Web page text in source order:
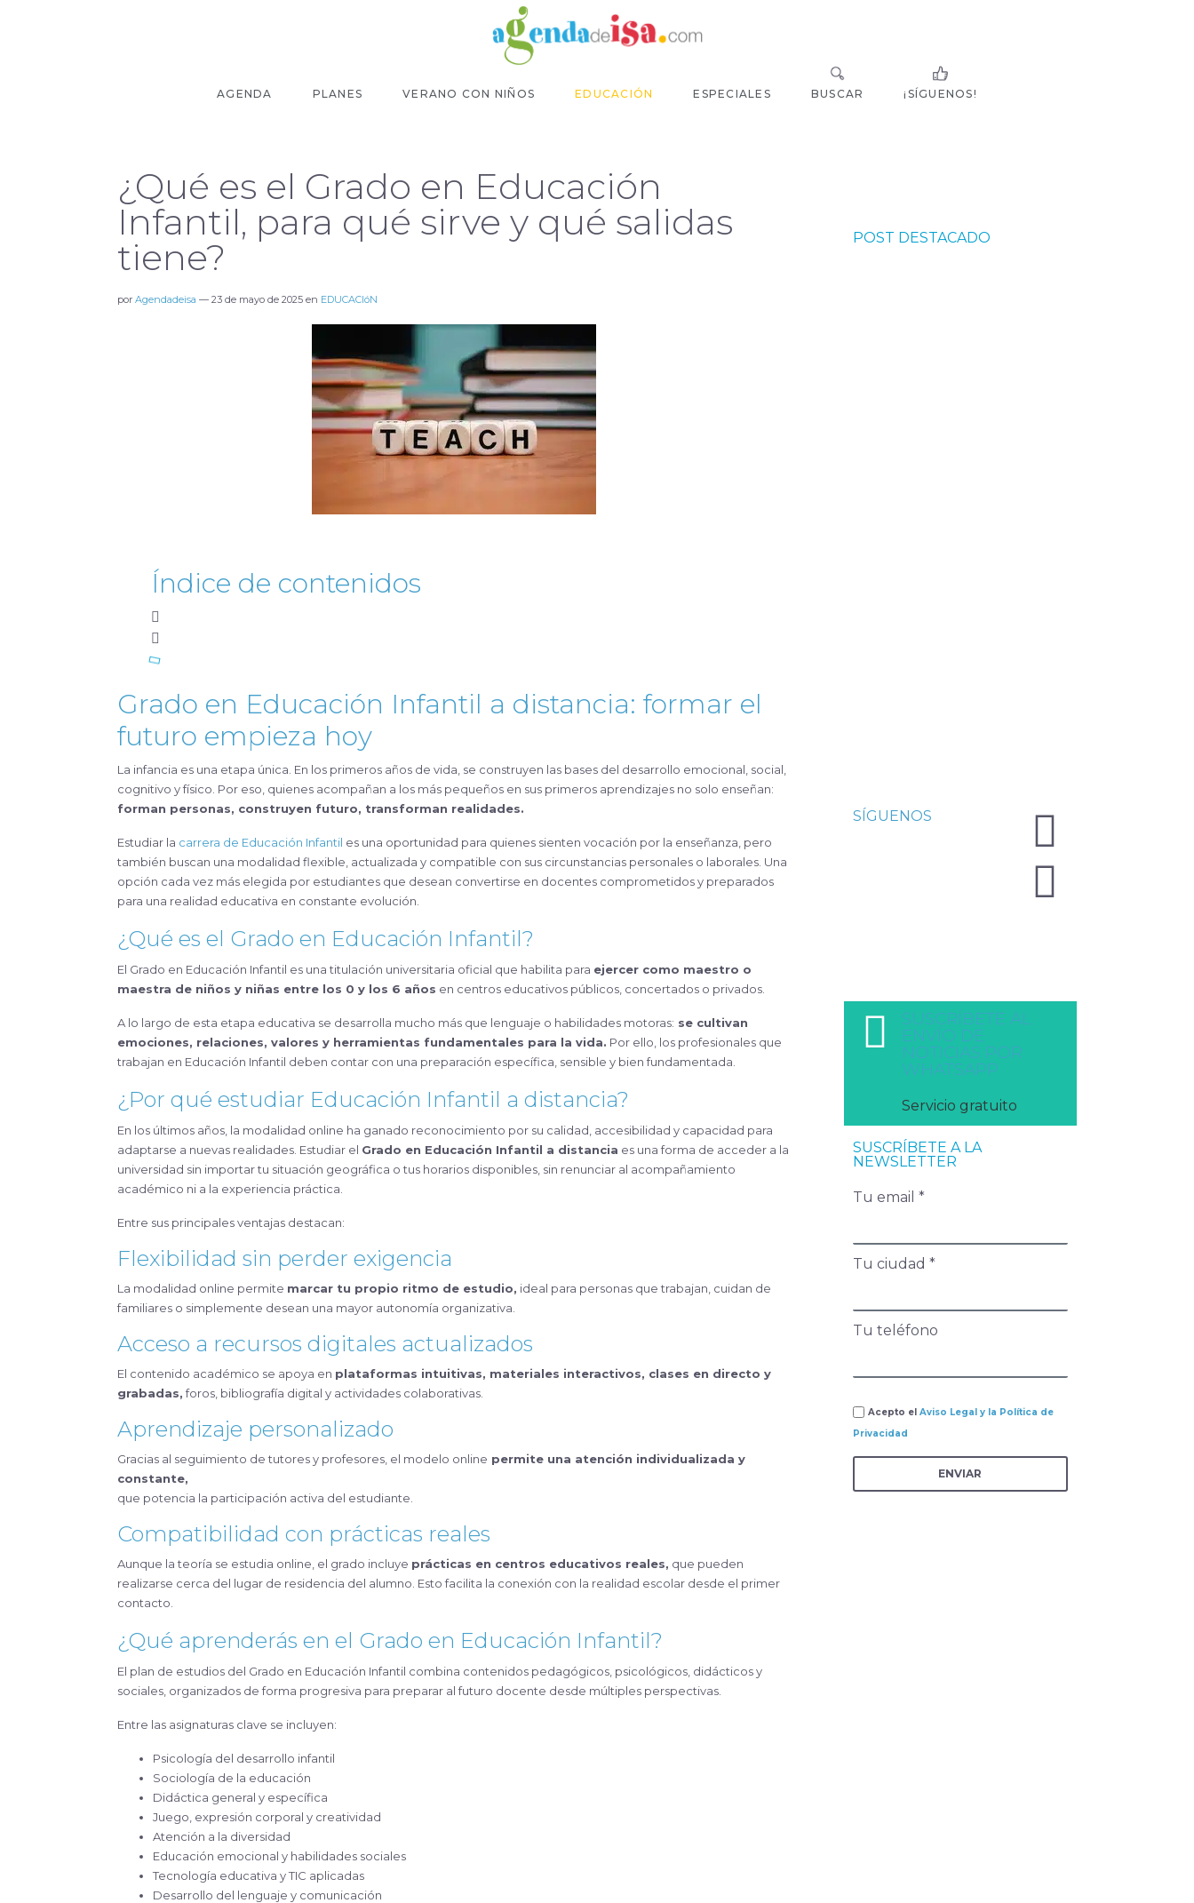
AGENDA PLANES VERANO CON NIÑOS EDUCACIÓN ESPECIALES BUSCAR ¡SÍGUENOS!
¿Qué es el Grado en Educación
Infantil, para qué sirve y qué salidas
tiene?
por Agendadeisa — 23 de mayo de 2025 en EDUCACIóN
Índice de contenidos
Grado en Educación Infantil a distancia: formar el
futuro empieza hoy
La infancia es una etapa única. En los primeros años de vida, se construyen las bases del desarrollo emocional, social,
cognitivo y físico. Por eso, quienes acompañan a los más pequeños en sus primeros aprendizajes no solo enseñan:
forman personas, construyen futuro, transforman realidades.
Estudiar la carrera de Educación Infantil es una oportunidad para quienes sienten vocación por la enseñanza, pero
también buscan una modalidad flexible, actualizada y compatible con sus circunstancias personales o laborales. Una
opción cada vez más elegida por estudiantes que desean convertirse en docentes comprometidos y preparados
para una realidad educativa en constante evolución.
¿Qué es el Grado en Educación Infantil?
El Grado en Educación Infantil es una titulación universitaria oficial que habilita para ejercer como maestro o
maestra de niños y niñas entre los 0 y los 6 años en centros educativos públicos, concertados o privados.
A lo largo de esta etapa educativa se desarrolla mucho más que lenguaje o habilidades motoras: se cultivan
emociones, relaciones, valores y herramientas fundamentales para la vida. Por ello, los profesionales que
trabajan en Educación Infantil deben contar con una preparación específica, sensible y bien fundamentada.
¿Por qué estudiar Educación Infantil a distancia?
En los últimos años, la modalidad online ha ganado reconocimiento por su calidad, accesibilidad y capacidad para
adaptarse a nuevas realidades. Estudiar el Grado en Educación Infantil a distancia es una forma de acceder a la
universidad sin importar tu situación geográfica o tus horarios disponibles, sin renunciar al acompañamiento
académico ni a la experiencia práctica.
Entre sus principales ventajas destacan:
Flexibilidad sin perder exigencia
La modalidad online permite marcar tu propio ritmo de estudio, ideal para personas que trabajan, cuidan de
familiares o simplemente desean una mayor autonomía organizativa.
Acceso a recursos digitales actualizados
El contenido académico se apoya en plataformas intuitivas, materiales interactivos, clases en directo y
grabadas,foros, bibliografía digital y actividades colaborativas.
Aprendizaje personalizado
Gracias al seguimiento de tutores y profesores, el modelo online permite una atención individualizada y
constante,
que potencia la participación activa del estudiante.
Compatibilidad con prácticas reales
Aunque la teoría se estudia online, el grado incluye prácticas en centros educativos reales, que pueden
realizarse cerca del lugar de residencia del alumno. Esto facilita la conexión con la realidad escolar desde el primer
contacto.
¿Qué aprenderás en el Grado en Educación Infantil?
El plan de estudios del Grado en Educación Infantil combina contenidos pedagógicos, psicológicos, didácticos y
sociales, organizados de forma progresiva para preparar al futuro docente desde múltiples perspectivas.
Entre las asignaturas clave se incluyen:
Psicología del desarrollo infantil
Sociología de la educación
Didáctica general y específica
Juego, expresión corporal y creatividad
Atención a la diversidad
Educación emocional y habilidades sociales
Tecnología educativa y TIC aplicadas
Desarrollo del lenguaje y comunicación
POST DESTACADO
SÍGUENOS
SUSCRÍBETE AL
ENVÍO DE
NOTICIAS POR
WHATSAPP
Servicio gratuito
SUSCRÍBETE A LA
NEWSLETTER
Tu email *
Tu ciudad *
Tu teléfono
Acepto el Aviso Legal y la Política de
Privacidad
ENVIAR